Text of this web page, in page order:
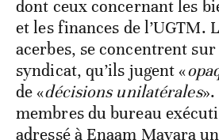
dont ceux concernant les
et les finances de l’UGTM.
acerbes, se concentrent
syndicat, qu’ils jugent «
de «décisions unilatérales
membres du bureau
adressé à Enaam Mayara